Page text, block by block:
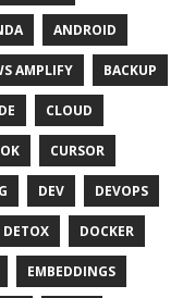
ANDROID
AMPLIFY BACKUP
CLOUD
CURSOR
DEV DEVOPS
DOCKER
EMBEDDINGS